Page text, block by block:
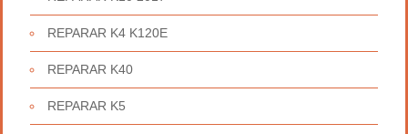
REPARAR K4 K120E
REPARAR K40
REPARAR K5